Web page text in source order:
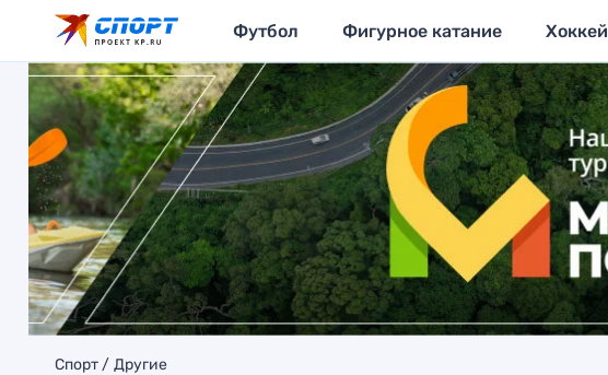
Футбол Фигурное катание Хоккей
Спорт Другие